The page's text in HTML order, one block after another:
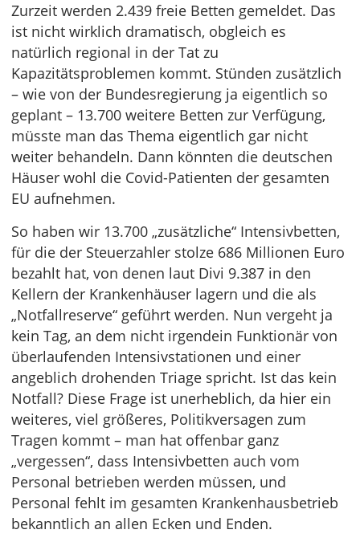
Zurzeit werden 2.439 freie Betten gemeldet. Das
ist nicht wirklich dramatisch, obgleich es
natürlich regional in der Tat zu
Kapazitätsproblemen kommt. Stünden zusätzlich
– wie von der Bundesregierung ja eigentlich so
geplant – 13.700 weitere Betten zur Verfügung,
müsste man das Thema eigentlich gar nicht
weiter behandeln. Dann könnten die deutschen
Häuser wohl die Covid-Patienten der gesamten
EU aufnehmen.
So haben wir 13.700 „zusätzliche“ Intensivbetten,
für die der Steuerzahler stolze 686 Millionen Euro
bezahlt hat, von denen laut Divi 9.387 in den
Kellern der Krankenhäuser lagern und die als
„Notfallreserve“ geführt werden. Nun vergeht ja
kein Tag, an dem nicht irgendein Funktionär von
überlaufenden Intensivstationen und einer
angeblich drohenden Triage spricht. Ist das kein
Notfall? Diese Frage ist unerheblich, da hier ein
weiteres, viel größeres, Politikversagen zum
Tragen kommt – man hat offenbar ganz
„vergessen“, dass Intensivbetten auch vom
Personal betrieben werden müssen, und
Personal fehlt im gesamten Krankenhausbetrieb
bekanntlich an allen Ecken und Enden.